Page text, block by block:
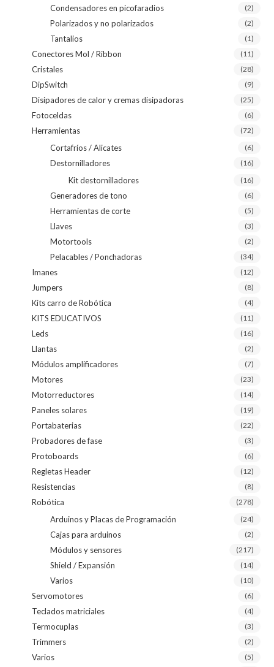
Condensadores en picofaradios (2)
Polarizados y no polarizados (2)
Tantalios (1)
Conectores Mol / Ribbon (11)
Cristales (28)
DipSwitch (9)
Disipadores de calor y cremas disipadoras (25)
Fotoceldas (6)
Herramientas (72)
Cortafríos / Alicates (6)
Destornilladores (16)
Kit destornilladores (16)
Generadores de tono (6)
Herramientas de corte (5)
Llaves (3)
Motortools (2)
Pelacables / Ponchadoras (34)
Imanes (12)
Jumpers (8)
Kits carro de Robótica (4)
KITS EDUCATIVOS (11)
Leds (16)
Llantas (2)
Módulos amplificadores (7)
Motores (23)
Motorreductores (14)
Paneles solares (19)
Portabaterias (22)
Probadores de fase (3)
Protoboards (6)
Regletas Header (12)
Resistencias (8)
Robótica (278)
Arduinos y Placas de Programación (24)
Cajas para arduinos (2)
Módulos y sensores (217)
Shield / Expansión (14)
Varios (10)
Servomotores (6)
Teclados matriciales (4)
Termocuplas (3)
Trimmers (2)
Varios (5)